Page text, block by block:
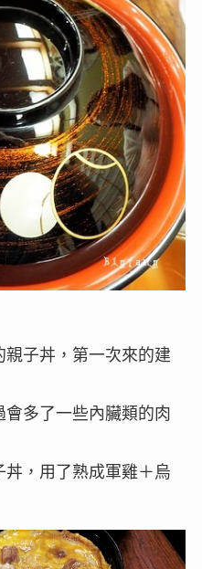
子丼，第一次來的建
多了一些內臟類的肉
丼，用了熟成軍雞＋烏